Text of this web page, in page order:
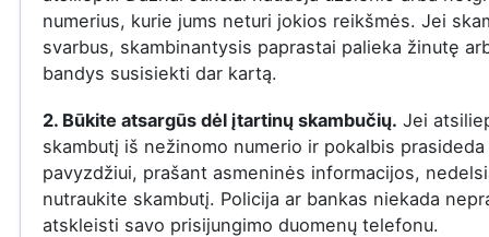
numerius, kurie jums neturi jokios reikšmės. Jei
svarbus, skambinantysis paprastai palieka žinutę
bandys susisiekti dar kartą.
2. Būkite atsargūs dėl įtartinų skambučių. Jei
skambutį iš nežinomo numerio ir pokalbis
pavyzdžiui, prašant asmeninės informacijos,
nutraukite skambutį. Policija ar bankas niekada
atskleisti savo prisijungimo duomenų telefonu.